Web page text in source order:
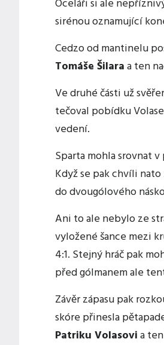
Oceláři si ale
sirénou oznamující
Cedzo od mantinelu
Tomáše Šilaraa ten
Ve druhé části už
tečoval pobídku
vedení.
Sparta mohla srovnat
Když se pak chvíli
do dvougólového
Ani to ale nebylo ze
vyložené šance mezi
4:1. Stejný hráč pak
před gólmanem ale
Závěr zápasu pak
skóre přinesla
Patriku Volasovia